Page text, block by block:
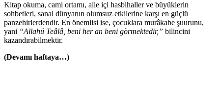
Kitap okuma, cami ortamı, aile içi hasbihaller ve büyüklerin
sohbetleri, sanal dünyanın olumsuz etkilerine karşı en güçlü
panzehirlerdendir. En önemlisi ise, çocuklara murâkabe şuurunu,
yani “Allahü Teâlâ, beni her an beni görmektedir,” bilincini
kazandırabilmektir.
(Devamı haftaya…)